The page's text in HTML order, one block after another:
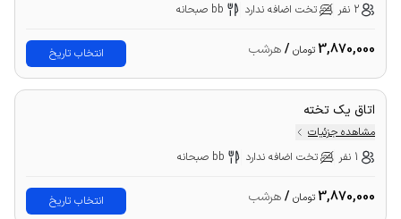
2 نفر
تخت اضافه ندارد bb صبحانه
3,870,000تومان /هرشب انتخاب تاریخ
اتاق یک تخته
مشاهده جزئیات
1 نفر
تخت اضافه ندارد bb صبحانه
3,870,000تومان /هرشب انتخاب تاریخ